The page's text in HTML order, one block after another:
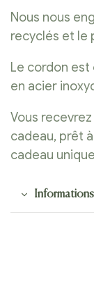
Nous nous
recyclés et le
Le cordon
en acier
Vous
cadeau, prêt
cadeau